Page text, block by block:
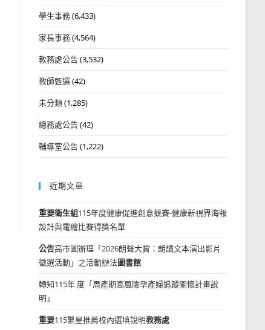
學生事務(6,433)
家長事務(4,564)
教務處公告(3,532)
教師甄選(42)
未分類(1,285)
總務處公告(42)
輔導室公告(1,222)
近期文章
重要衛生組115年度健康促進創意競賽-健康新視界海報
設計與電繪比賽得獎名單
公告高市圖辦理「2026朗聲大賞：朗讀文本演出影片
徵選活動」之活動辦法圖書館
轉知115年 度「周產期高風險孕產婦追蹤關懷計畫說
明」
重要115繁星推薦校內選填說明教務處